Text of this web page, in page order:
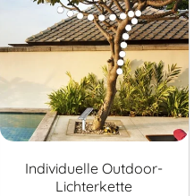
Individuelle Outdoor-
Lichterkette